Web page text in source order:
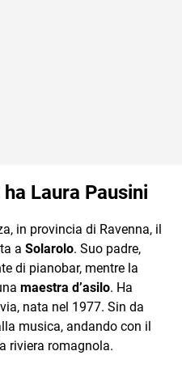
Laura Pausini
in provincia di Ravenna, il
a Solarolo. Suo padre,
di pianobar, mentre la
maestra d’asilo. Ha
nata nel 1977. Sin da
musica, andando con il
riviera romagnola.